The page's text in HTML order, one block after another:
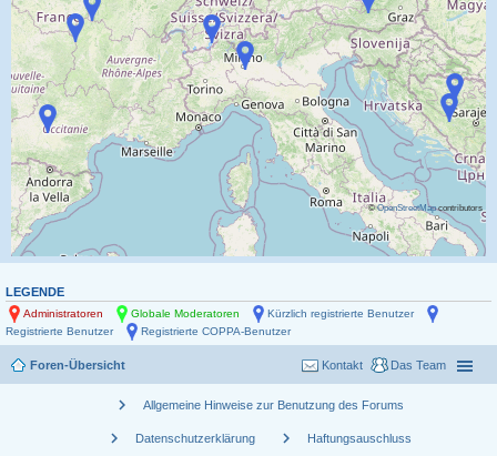
©OpenStreetMapcontributors
LEGENDE
Administratoren Globale Moderatoren
Kürzlich registrierte Benutzer
Registrierte Benutzer
Registrierte COPPA-Benutzer
Foren-Übersicht Das Team
Kontakt
chevron_right Allgemeine Hinweise zur Benutzung des Forums
chevron_right Datenschutzerklärung chevron_right Haftungsauschluss